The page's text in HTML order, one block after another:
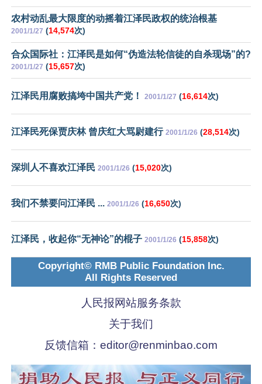
农村动乱最大限度的动摇着江泽民政权的统治根基
2001/1/27 (14,574次)
合众国际社：江泽民是如何“伪造法轮信徒的自杀现场”的?
2001/1/27 (15,657次)
江泽民用腐败搞垮中国共产党！ 2001/1/27 (16,614次)
江泽民死保贾庆林 曾庆红大骂尉建行 2001/1/26 (28,514次)
深圳人不喜欢江泽民 2001/1/26 (15,020次)
我们不禁要问江泽民 ... 2001/1/26 (16,650次)
江泽民，收起你“无神论”的棍子 2001/1/26 (15,858次)
Copyright© RMB Public Foundation Inc.
All Rights Reserved
人民报网站服务条款
关于我们
反馈信箱： editor@renminbao.com